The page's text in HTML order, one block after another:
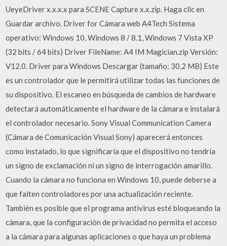
UeyeDriver x.x.x.x para SCENE Capture x.x.zip. Haga clic en
Guardar archivo. Driver for Cámara web A4Tech Sistema
operativo: Windows 10, Windows 8 / 8.1, Windows 7 Vista XP
(32 bits / 64 bits) Driver FileName: A4 IM Magician.zip Versión:
V12.0. Driver para Windows Descargar (tamaño: 30,2 MB) Este
es un controlador que le permitirá utilizar todas las funciones de
su dispositivo. El escaneo en búsqueda de cambios de hardware
detectará automáticamente el hardware de la cámara e instalará
el controlador necesario. Sony Visual Communication Camera
(Cámara de Comunicación Visual Sony) aparecerá entonces
como instalado, lo que significaría que el dispositivo no tendría
un signo de exclamación ni un signo de interrogación amarillo.
Cuando la cámara no funciona en Windows 10, puede deberse a
que falten controladores por una actualización reciente.
También es posible que el programa antivirus esté bloqueando la
cámara, que la configuración de privacidad no permita el acceso
a la cámara para algunas aplicaciones o que haya un problema